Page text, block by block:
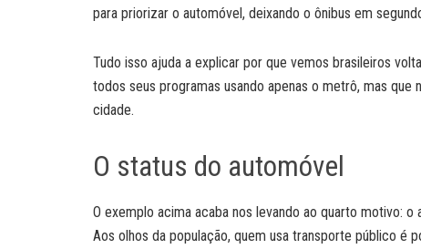
para priorizar o automóvel, deixando o ônibus em
Tudo isso ajuda a explicar por que vemos brasileiros
todos seus programas usando apenas o metrô, mas
cidade.
O status do automóvel
O exemplo acima acaba nos levando ao quarto motivo:
Aos olhos da população, quem usa transporte público é